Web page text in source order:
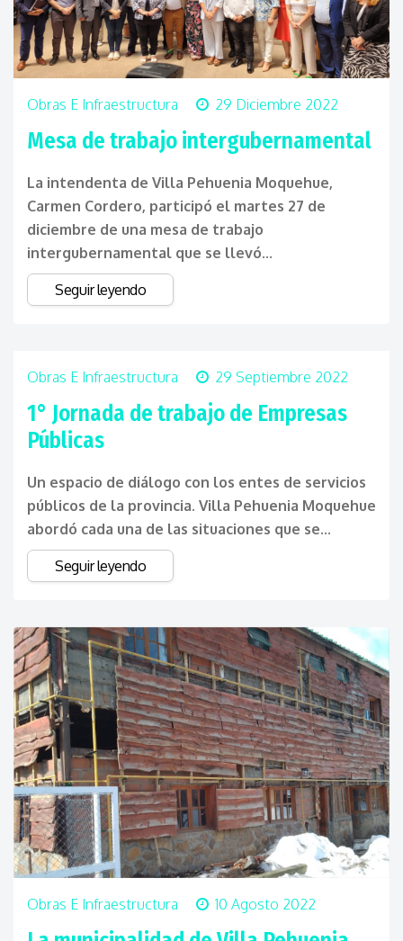
Obras E Infraestructura 29 Diciembre 2022
Mesa de trabajo intergubernamental
La intendenta de Villa Pehuenia Moquehue,
Carmen Cordero, participó el martes 27 de
diciembre de una mesa de trabajo
intergubernamental que se llevó...
Seguir leyendo
Obras E Infraestructura 29 Septiembre 2022
1° Jornada de trabajo de Empresas
Públicas
Un espacio de diálogo con los entes de servicios
públicos de la provincia. Villa Pehuenia Moquehue
abordó cada una de las situaciones que se...
Seguir leyendo
Obras E Infraestructura 10 Agosto 2022